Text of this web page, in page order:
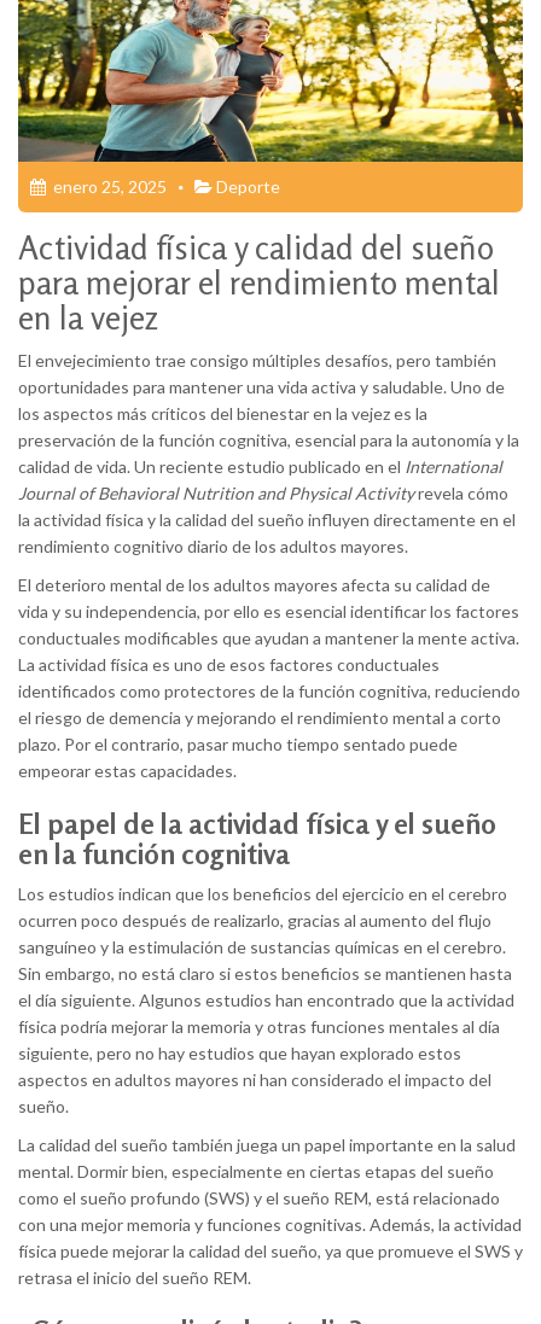
enero 25, 2025 Deporte
Actividad física y calidad del sueño
para mejorar el rendimiento mental
en la vejez
El envejecimiento trae consigo múltiples desafíos, pero también
oportunidades para mantener una vida activa y saludable. Uno de
los aspectos más críticos del bienestar en la vejez es la
preservación de la función cognitiva, esencial para la autonomía y la
calidad de vida. Un reciente estudio publicado en el International
Journal of Behavioral Nutrition and Physical Activityrevela cómo
la actividad física y la calidad del sueño influyen directamente en el
rendimiento cognitivo diario de los adultos mayores.
El deterioro mental de los adultos mayores afecta su calidad de
vida y su independencia, por ello es esencial identificar los factores
conductuales modificables que ayudan a mantener la mente activa.
La actividad física es uno de esos factores conductuales
identificados como protectores de la función cognitiva, reduciendo
el riesgo de demencia y mejorando el rendimiento mental a corto
plazo. Por el contrario, pasar mucho tiempo sentado puede
empeorar estas capacidades.
El papel de la actividad física y el sueño
en la función cognitiva
Los estudios indican que los beneficios del ejercicio en el cerebro
ocurren poco después de realizarlo, gracias al aumento del flujo
sanguíneo y la estimulación de sustancias químicas en el cerebro.
Sin embargo, no está claro si estos beneficios se mantienen hasta
el día siguiente. Algunos estudios han encontrado que la actividad
física podría mejorar la memoria y otras funciones mentales al día
siguiente, pero no hay estudios que hayan explorado estos
aspectos en adultos mayores ni han considerado el impacto del
sueño.
La calidad del sueño también juega un papel importante en la salud
mental. Dormir bien, especialmente en ciertas etapas del sueño
como el sueño profundo (SWS) y el sueño REM, está relacionado
con una mejor memoria y funciones cognitivas. Además, la actividad
física puede mejorar la calidad del sueño, ya que promueve el SWS y
retrasa el inicio del sueño REM.